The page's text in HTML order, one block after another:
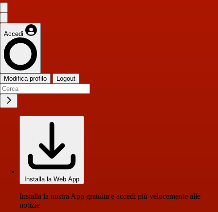
Accedi
Modifica profilo Logout
Installa la Web App
Installa la nostra App gratuita e accedi più velocemente alle
notizie